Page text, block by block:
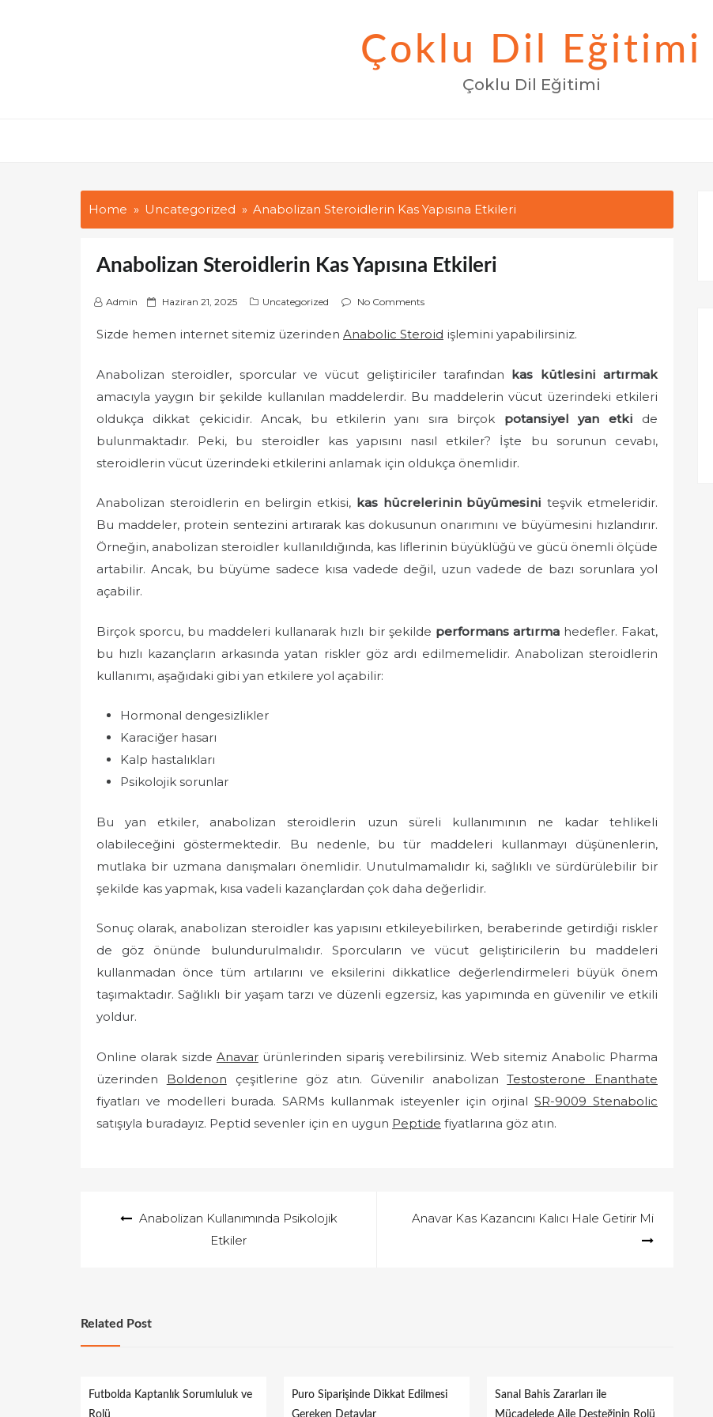
Çoklu Dil Eğitimi
Çoklu Dil Eğitimi
Home Uncategorized Anabolizan Steroidlerin Kas Yapısına Etkileri
Anabolizan Steroidlerin Kas Yapısına Etkileri
Admin
P
s
e
o
n
Haziran 21, 2025 Uncategorized No Comments
Sizde hemen internet sitemiz üzerinden Anabolic Steroid işlemini yapabilirsiniz.
Anabolizan steroidler, sporcular ve vücut geliştiriciler tarafından kas kütlesini artırmak
amacıyla yaygın bir şekilde kullanılan maddelerdir. Bu maddelerin vücut üzerindeki etkileri
oldukça dikkat çekicidir. Ancak, bu etkilerin yanı sıra birçok potansiyel yan etki de
bulunmaktadır. Peki, bu steroidler kas yapısını nasıl etkiler? İşte bu sorunun cevabı,
steroidlerin vücut üzerindeki etkilerini anlamak için oldukça önemlidir.
Anabolizan steroidlerin en belirgin etkisi, kas hücrelerinin büyümesini teşvik etmeleridir.
Bu maddeler, protein sentezini artırarak kas dokusunun onarımını ve büyümesini hızlandırır.
Örneğin, anabolizan steroidler kullanıldığında, kas liflerinin büyüklüğü ve gücü önemli ölçüde
artabilir. Ancak, bu büyüme sadece kısa vadede değil, uzun vadede de bazı sorunlara yol
açabilir.
Birçok sporcu, bu maddeleri kullanarak hızlı bir şekilde performans artırmahedefler. Fakat,
bu hızlı kazançların arkasında yatan riskler göz ardı edilmemelidir. Anabolizan steroidlerin
kullanımı, aşağıdaki gibi yan etkilere yol açabilir:
Hormonal dengesizlikler
Karaciğer hasarı
Kalp hastalıkları
Psikolojik sorunlar
Bu yan etkiler, anabolizan steroidlerin uzun süreli kullanımının ne kadar tehlikeli
olabileceğini göstermektedir. Bu nedenle, bu tür maddeleri kullanmayı düşünenlerin,
mutlaka bir uzmana danışmaları önemlidir. Unutulmamalıdır ki, sağlıklı ve sürdürülebilir bir
şekilde kas yapmak, kısa vadeli kazançlardan çok daha değerlidir.
Sonuç olarak, anabolizan steroidler kas yapısını etkileyebilirken, beraberinde getirdiği riskler
de göz önünde bulundurulmalıdır. Sporcuların ve vücut geliştiricilerin bu maddeleri
kullanmadan önce tüm artılarını ve eksilerini dikkatlice değerlendirmeleri büyük önem
taşımaktadır. Sağlıklı bir yaşam tarzı ve düzenli egzersiz, kas yapımında en güvenilir ve etkili
yoldur.
Online olarak sizde Anavarürünlerinden sipariş verebilirsiniz. Web sitemiz Anabolic Pharma
üzerinden Boldenon çeşitlerine göz atın. Güvenilir anabolizanTestosterone Enanthate
fiyatları ve modelleri burada. SARMs kullanmak isteyenler için orjinalSR-9009 Stenabolic
satışıyla buradayız. Peptid sevenler için en uygun Peptide fiyatlarına göz atın.
gezinmesi
Anabolizan Kullanımında Psikolojik
Etkiler
Anavar Kas Kazancını Kalıcı Hale Getirir Mi
Related Post
Futbolda Kaptanlık Sorumluluk ve
Rolü
Puro Siparişinde Dikkat Edilmesi
Gereken Detaylar
Sanal Bahis Zararları ile
Mücadelede Aile Desteğinin Rolü